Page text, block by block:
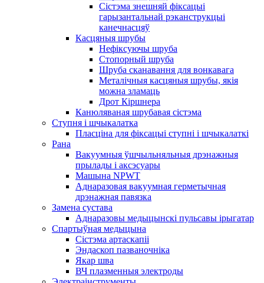
Сістэма знешняй фіксацыі
гарызантальнай рэканструкцыі
канечнасцяў
Касцяныя шрубы
Нефіксуючы шруба
Стопорный шруба
Шруба сканавання для вонкавага
Металічныя касцяныя шрубы, якія
можна зламаць
Дрот Кіршнера
Канюляваная шрубавая сістэма
Ступня і шчыкалатка
Пласціна для фіксацыі ступні і шчыкалаткі
Рана
Вакуумныя ўшчыльняльныя дрэнажныя
прылады і аксэсуары
Машына NPWT
Аднаразовая вакуумная герметычная
дрэнажная павязка
Замена сустава
Аднаразовы медыцынскі пульсавы ірыгатар
Спартыўная медыцына
Сістэма артаскапіі
Эндаскоп пазваночніка
Якар шва
ВЧ плазменныя электроды